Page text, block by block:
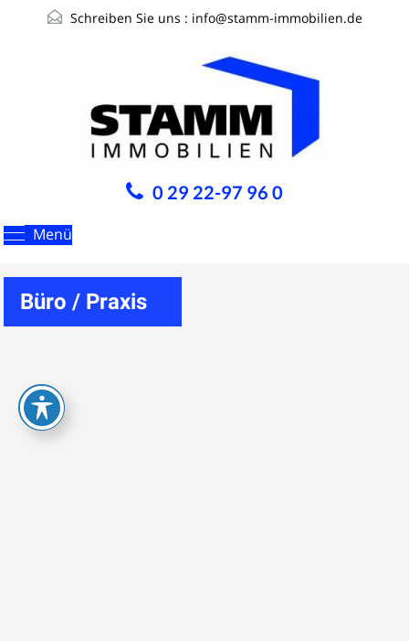
Schreiben Sie uns : info@stamm-immobilien.de
0 29 22-97 96 0
Menü
Büro / Praxis